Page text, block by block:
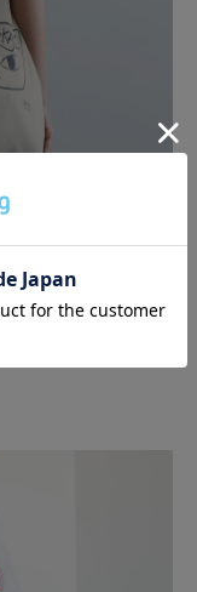
デザインに仕上げ
れる、長めの持